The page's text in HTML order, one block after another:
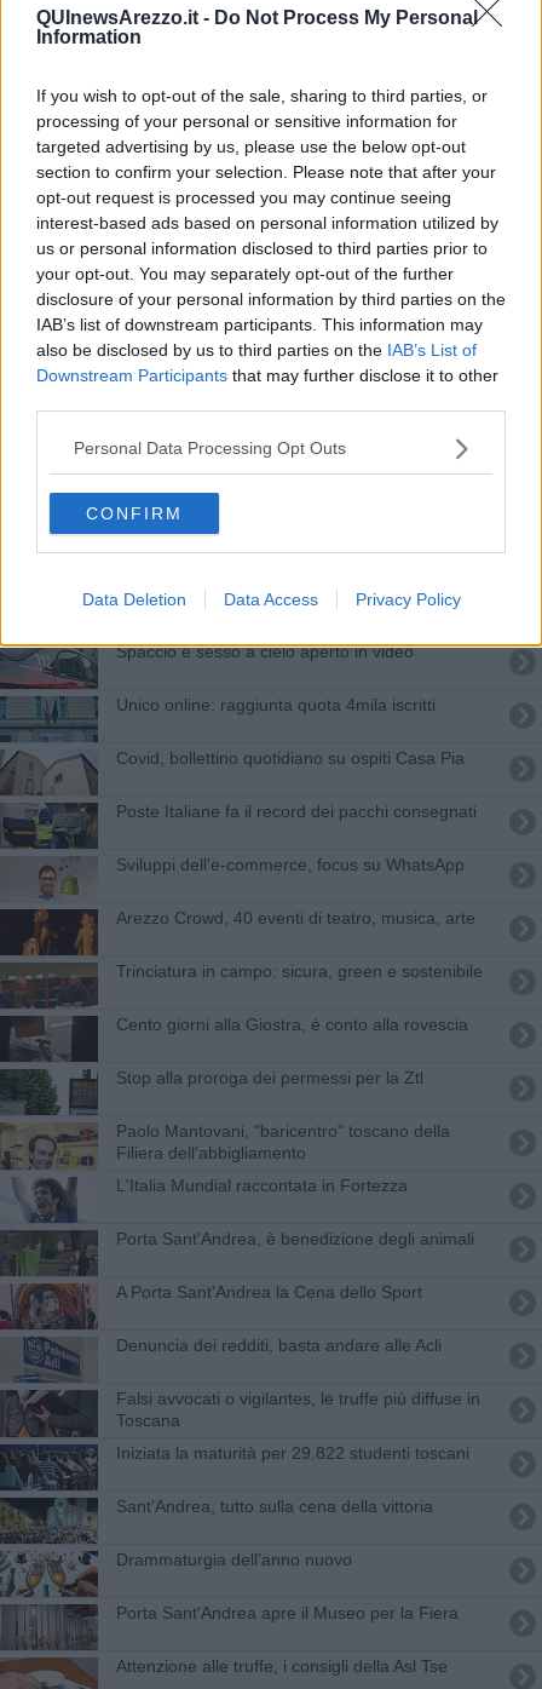
QUInewsArezzo.it - Do Not Process My Personal
Information
If you wish to opt-out of the sale, sharing to third parties, or
processing of your personal or sensitive information for
targeted advertising by us, please use the below opt-out
section to confirm your selection. Please note that after your
opt-out request is processed you may continue seeing
interest-based ads based on personal information utilized by
us or personal information disclosed to third parties prior to
your opt-out. You may separately opt-out of the further
disclosure of your personal information by third parties on the
IAB’s list of downstream participants. This information may
also be disclosed by us to third parties on the IAB’s List of
Downstream Participants that may further disclose it to other
Personal Data Processing Opt Outs
CONFIRM
Data Deletion Data Access Privacy Policy
​Il disagio del pollice
Poste, prenotare l'ufficio con un clic
Città con sorpresa
Caldo torrido, SOS e informazioni dal comune
​L’AVIS di Arezzo guarda al futuro
Bloccato traffico di farmaci sul web
Criminalità informatica, impennata di denunce
Ad Arezzo congelate le rette per scuole e asili
Punta la pistola verso la strada e si fa video
Pensioni di settembre, ecco come si pagano
​Spaccio e sesso a cielo aperto in video
​Unico online: raggiunta quota 4mila iscritti
Covid, bollettino quotidiano su ospiti Casa Pia
Poste Italiane fa il record dei pacchi consegnati
Sviluppi dell'e-commerce, focus su WhatsApp
​Arezzo Crowd, 40 eventi di teatro, musica, arte
Trinciatura in campo: sicura, green e sostenibile
Cento giorni alla Giostra, è conto alla rovescia
Stop alla proroga dei permessi per la Ztl
Paolo Mantovani, "baricentro" toscano della
Filiera dell’abbigliamento
L'Italia Mundial raccontata in Fortezza
Porta Sant'Andrea, è benedizione degli animali
A Porta Sant'Andrea la Cena dello Sport
Denuncia dei redditi, basta andare alle Acli
Falsi avvocati o vigilantes, le truffe più diffuse in
Toscana
Iniziata la maturità per 29.822 studenti toscani
Sant'Andrea, tutto sulla cena della vittoria
​Drammaturgia dell’anno nuovo
Porta Sant'Andrea apre il Museo per la Fiera
Attenzione alle truffe, i consigli della Asl Tse